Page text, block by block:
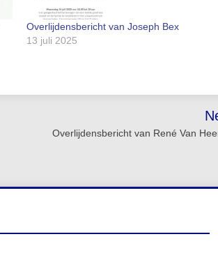
Overlijdensbericht van Joseph Bex
13 juli 2025
Overlijdensbericht van René Van